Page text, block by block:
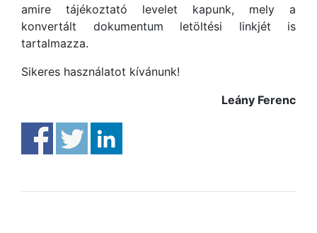
amire tájékoztató levelet kapunk, mely a
konvertált dokumentum letöltési linkjét is
tartalmazza.
Sikeres használatot kívánunk!
Leány Ferenc